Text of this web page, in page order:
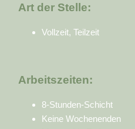
Art der Stelle:
Vollzeit, Teilzeit
Arbeitszeiten:
8-Stunden-Schicht
Keine Wochenenden